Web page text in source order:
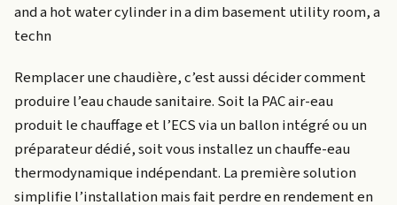
and a hot water cylinder in a dim basement utility room, a
techn
Remplacer une chaudière, c’est aussi décider comment
produire l’eau chaude sanitaire. Soit la PAC air-eau
produit le chauffage et l’ECS via un ballon intégré ou un
préparateur dédié, soit vous installez un chauffe-eau
thermodynamique indépendant. La première solution
simplifie l’installation mais fait perdre en rendement en